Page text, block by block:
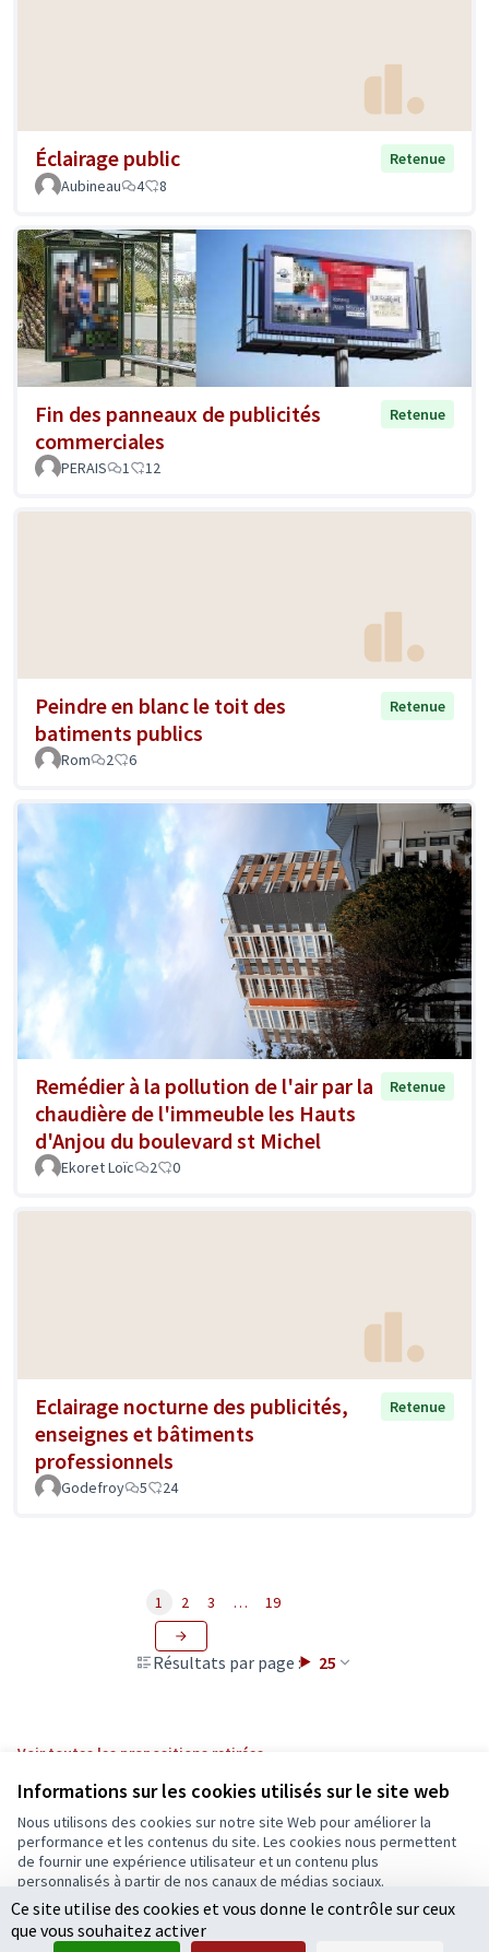
Informations sur les cookies utilisés sur le site web
Nous utilisons des cookies sur notre site Web pour améliorer la
performance et les contenus du site. Les cookies nous permettent
de fournir une expérience utilisateur et un contenu plus
personnalisés à partir de nos canaux de médias sociaux.
Tout accepter
Accepter seulement les cookies essentiels
Éclairage public
Retenue
Aubineau
4 8
Fin des panneaux de publicités
commerciales
Retenue
PERAIS 1 12
Peindre en blanc le toit des
batiments publics
Retenue
Rom 2 6
Remédier à la pollution de l'air par la
chaudière de l'immeuble les Hauts
d'Anjou du boulevard st Michel
Retenue
Ekoret Loïc 2 0
Eclairage nocturne des publicités,
enseignes et bâtiments
professionnels
Retenue
Godefroy 5 24
Résultats par page : 25
1 2 3 … 19
Voir toutes les propositions retirées
Conditions d'utilisation
Paramètres des cookies
Ecrivons Angers sur X
(Lien externe)
Ecrivons Angers sur Facebook
(Lien externe)
Ce site utilise des cookies et vous donne le contrôle sur ceux
que vous souhaitez activer